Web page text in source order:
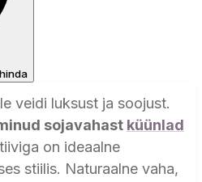
veidi luksust ja soojust.
sojavahast küünlad
on ideaalne
stiilis. Naturaalne vaha,